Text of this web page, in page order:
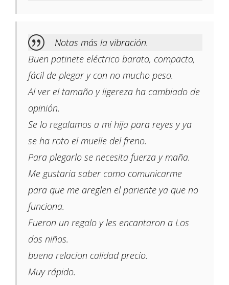
Notas más la vibración.
Buen patinete eléctrico barato, compacto,
fácil de plegar y con no mucho peso.
Al ver el tamaño y ligereza ha cambiado de
opinión.
Se lo regalamos a mi hija para reyes y ya
se ha roto el muelle del freno.
Para plegarlo se necesita fuerza y maña.
Me gustaria saber como comunicarme
para que me areglen el pariente ya que no
funciona.
Fueron un regalo y les encantaron a Los
dos niños.
buena relacion calidad precio.
Muy rápido.